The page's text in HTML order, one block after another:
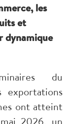
les
et
dynamique
du
exportations
ont atteint
2026, un